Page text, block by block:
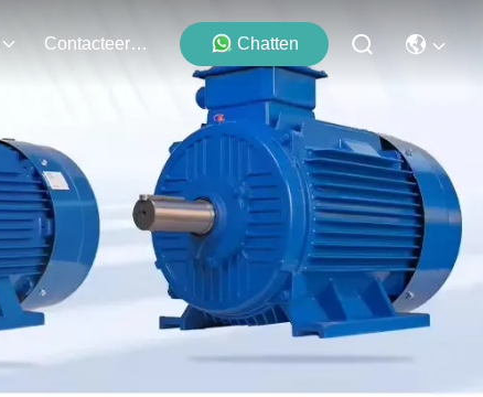
Contacteer Ons Chatten